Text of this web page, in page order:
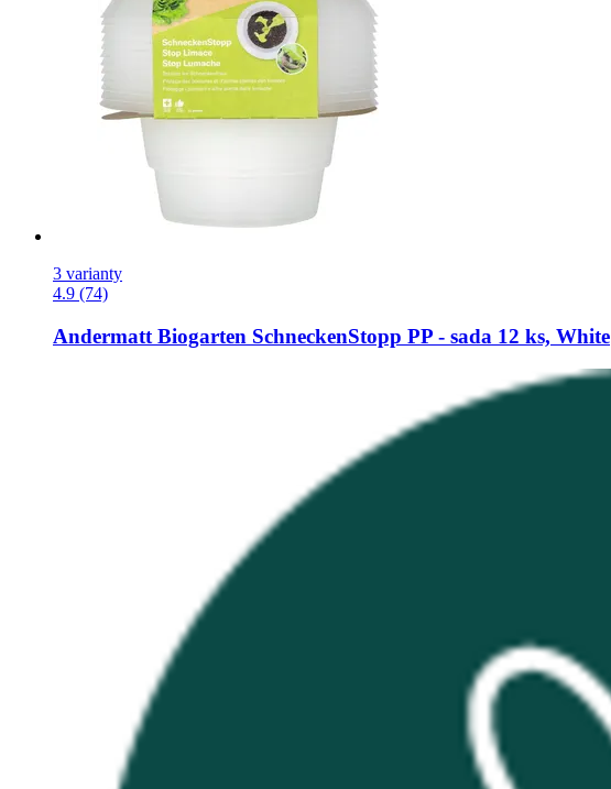
3 varianty
4.9 (74)
Andermatt Biogarten SchneckenStopp PP -​ sada 12 ks, White